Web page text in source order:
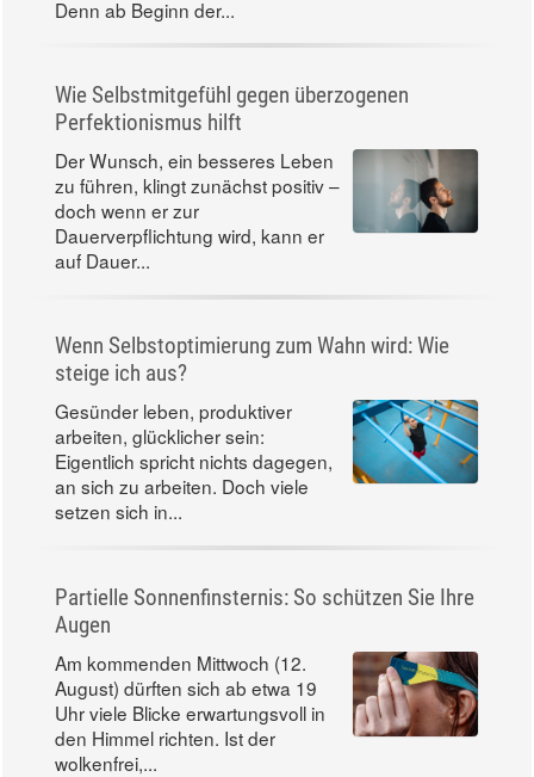
Denn ab Beginn der...
Wie Selbstmitgefühl gegen überzogenen
Perfektionismus hilft
Der Wunsch, ein besseres Leben
zu führen, klingt zunächst positiv –
doch wenn er zur
Dauerverpflichtung wird, kann er
auf Dauer...
Wenn Selbstoptimierung zum Wahn wird: Wie
steige ich aus?
Gesünder leben, produktiver
arbeiten, glücklicher sein:
Eigentlich spricht nichts dagegen,
an sich zu arbeiten. Doch viele
setzen sich in...
Partielle Sonnenfinsternis: So schützen Sie Ihre
Augen
Am kommenden Mittwoch (12.
August) dürften sich ab etwa 19
Uhr viele Blicke erwartungsvoll in
den Himmel richten. Ist der
wolkenfrei,...